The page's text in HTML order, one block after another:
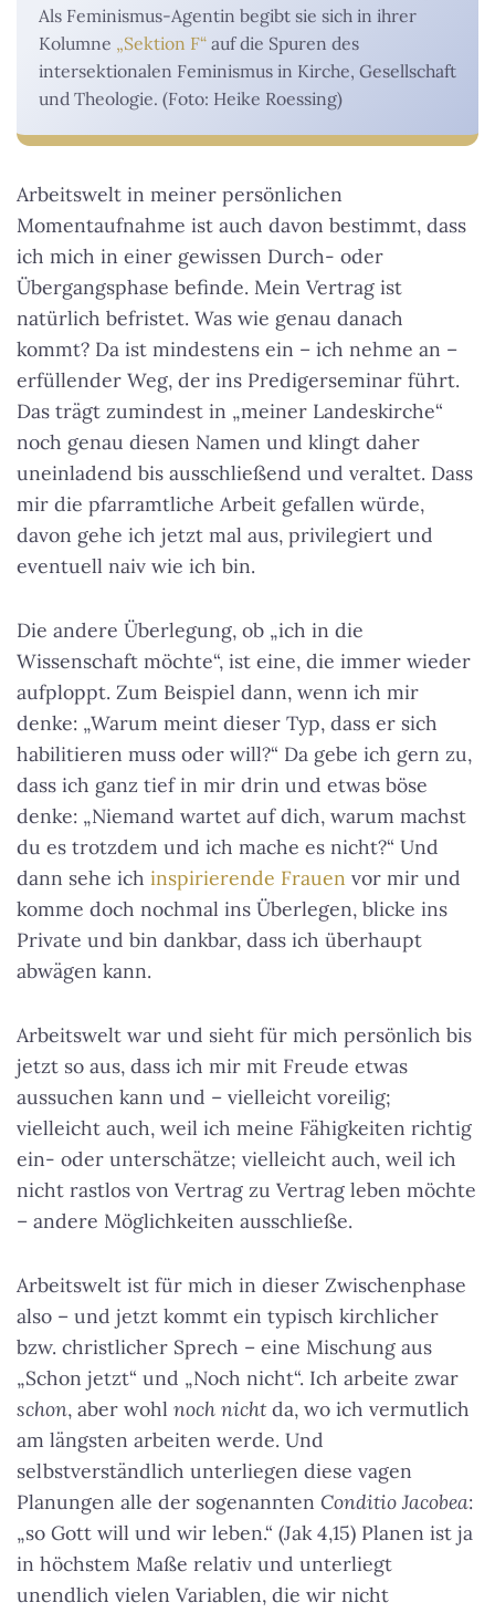
Als Feminismus-Agentin begibt sie sich in ihrer
Kolumne „Sektion F“ auf die Spuren des
intersektionalen Feminismus in Kirche, Gesellschaft
und Theologie. (Foto: Heike Roessing)
Arbeitswelt in meiner persönlichen
Momentaufnahme ist auch davon bestimmt, dass
ich mich in einer gewissen Durch- oder
Übergangsphase befinde. Mein Vertrag ist
natürlich befristet. Was wie genau danach
kommt? Da ist mindestens ein – ich nehme an –
erfüllender Weg, der ins Predigerseminar führt.
Das trägt zumindest in „meiner Landeskirche“
noch genau diesen Namen und klingt daher
uneinladend bis ausschließend und veraltet. Dass
mir die pfarramtliche Arbeit gefallen würde,
davon gehe ich jetzt mal aus, privilegiert und
eventuell naiv wie ich bin.
Die andere Überlegung, ob „ich in die
Wissenschaft möchte“, ist eine, die immer wieder
aufploppt. Zum Beispiel dann, wenn ich mir
denke: „Warum meint dieser Typ, dass er sich
habilitieren muss oder will?“ Da gebe ich gern zu,
dass ich ganz tief in mir drin und etwas böse
denke: „Niemand wartet auf dich, warum machst
du es trotzdem und ich mache es nicht?“ Und
dann sehe ich inspirierende Frauen vor mir und
komme doch nochmal ins Überlegen, blicke ins
Private und bin dankbar, dass ich überhaupt
abwägen kann.
Arbeitswelt war und sieht für mich persönlich bis
jetzt so aus, dass ich mir mit Freude etwas
aussuchen kann und – vielleicht voreilig;
vielleicht auch, weil ich meine Fähigkeiten richtig
ein- oder unterschätze; vielleicht auch, weil ich
nicht rastlos von Vertrag zu Vertrag leben möchte
– andere Möglichkeiten ausschließe.
Arbeitswelt ist für mich in dieser Zwischenphase
also – und jetzt kommt ein typisch kirchlicher
bzw. christlicher Sprech – eine Mischung aus
„Schon jetzt“ und „Noch nicht“. Ich arbeite zwar
schon, aber wohl noch nichtda, wo ich vermutlich
am längsten arbeiten werde. Und
selbstverständlich unterliegen diese vagen
Planungen alle der sogenannten Conditio Jacobea:
„so Gott will und wir leben.“ (Jak 4,15) Planen ist ja
in höchstem Maße relativ und unterliegt
unendlich vielen Variablen, die wir nicht